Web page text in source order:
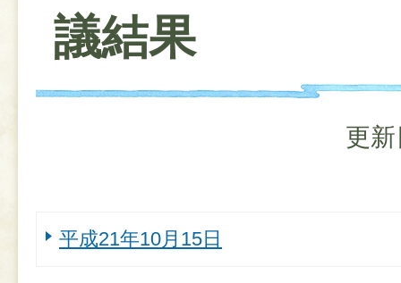
議結果
更
平成21年10月15日